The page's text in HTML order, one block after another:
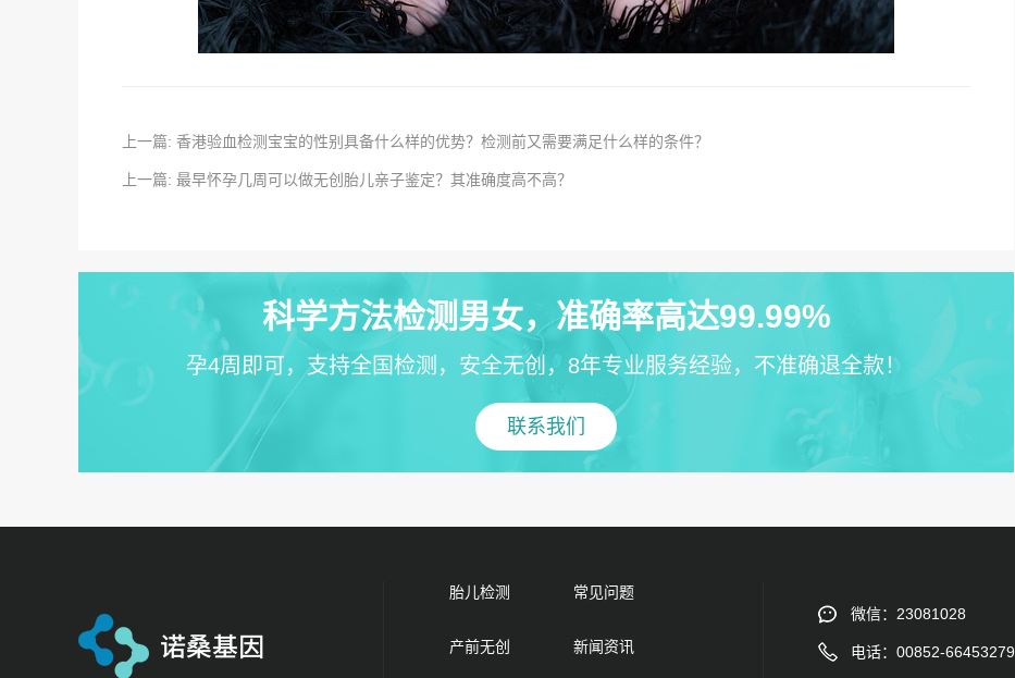
上一篇: 香港验血检测宝宝的性别具备什么样的优势？检测前又需要满足什么样的条件？
上一篇: 最早怀孕几周可以做无创胎儿亲子鉴定？其准确度高不高？
科学方法检测男女，准确率高达99.99%
孕4周即可，支持全国检测，安全无创，8年专业服务经验，不准确退全款！
联系我们
胎儿检测 常见问题
产前无创 新闻资讯
微信：23081028
电话：00852-66453279